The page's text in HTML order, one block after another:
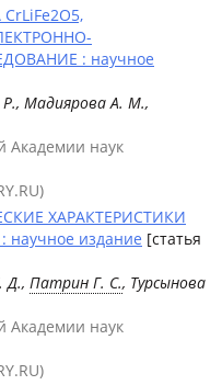
: научное
Мадиярова А. М.,
Академии наук
ХАРАКТЕРИСТИКИ
научное издание [статья
Д., Патрин Г. С., Турсынова
Академии наук